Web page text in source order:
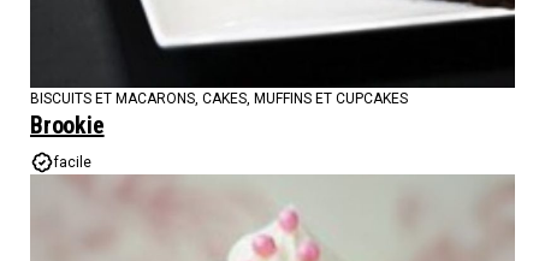
BISCUITS ET MACARONS CAKES, MUFFINS ET CUPCAKES
Brookie
facile